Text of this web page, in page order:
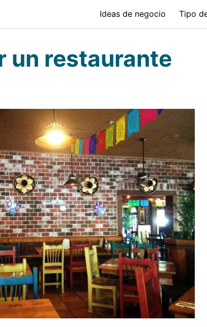
Ideas de negocio Tipo
un restaurante